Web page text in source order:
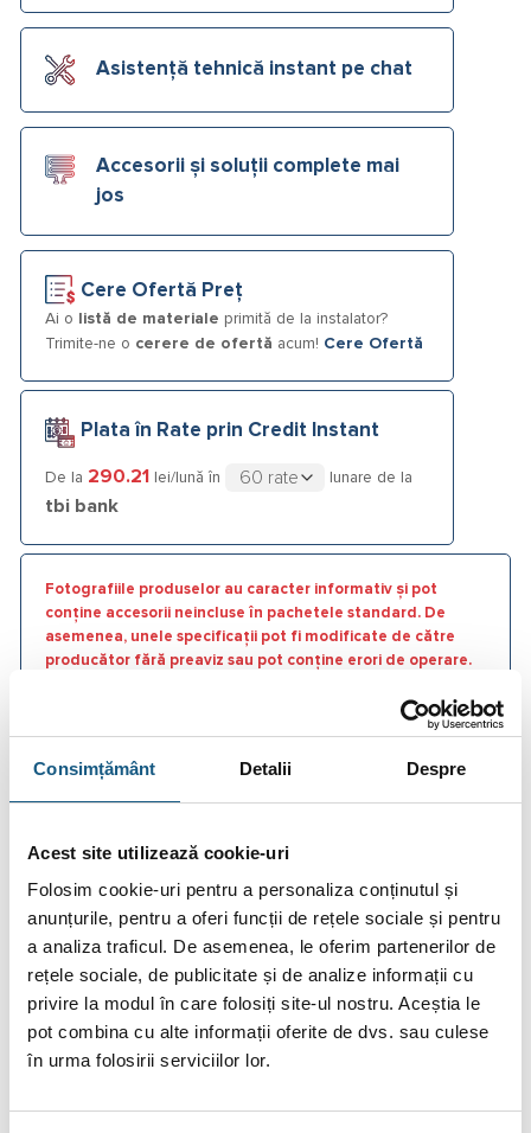
Consimțământ Detalii Despre
Acest site utilizează cookie-uri
Folosim cookie-uri pentru a personaliza conținutul și
anunțurile, pentru a oferi funcții de rețele sociale și pentru
a analiza traficul. De asemenea, le oferim partenerilor de
rețele sociale, de publicitate și de analize informații cu
privire la modul în care folosiți site-ul nostru. Aceștia le
pot combina cu alte informații oferite de dvs. sau culese
în urma folosirii serviciilor lor.
Asistență tehnică instant pe chat
Accesorii și soluții complete mai
jos
Cere Ofertă Preț
Ai o listă de materiale primită de la instalator?
Trimite-ne o cerere de ofertă acum! Cere Ofertă
Plata în Rate prin Credit Instant
De la 290.21 lei/lună în lunare de la
tbi bank
Fotografiile produselor au caracter informativ și pot
conține accesorii neincluse în pachetele standard. De
asemenea, unele specificații pot fi modificate de către
producător fără preaviz sau pot conține erori de operare.
DESCRIERE
INFORMAȚII SUPLIMENTARE
BRAND
RECENZII (0)
Puffer Galmet, fara serpentina, SG(B) 1500 litri
Poate fi racordat la sisteme de incalzire inchise, fara aport